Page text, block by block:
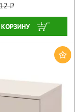
КУПИТЬ